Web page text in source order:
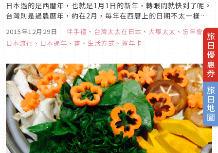
旅日優惠券
旅日地圖
日本過的是西曆年，也就是1月1日的新年，轉眼間就快到了呢。
台灣則是過農曆年，約在2月，每年在西曆上的日期不太一樣。
同樣是過年，太塚太太發現過年前日本這裡要做的事情和準備的
東西和台灣非常不一樣。
2015年12月29日 ｜ 伴手禮 、 台灣太太在日本 、 大塚太太 、 忘年會、
日本流行 、 日本過年 、 書 、 生活方式 、 賀年卡